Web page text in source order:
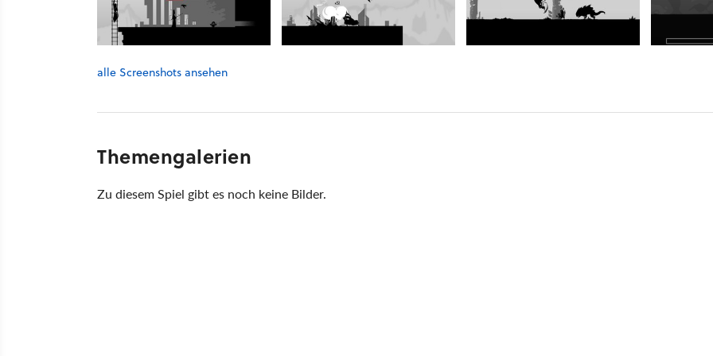
alle Screenshots ansehen
Themengalerien
Zu diesem Spiel gibt es noch keine Bilder.